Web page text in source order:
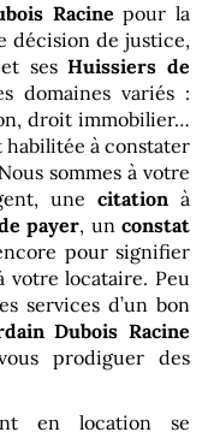
Racine pour la
décision de justice,
et sesHuissiers de
domaines variés :
droit immobilier…
habilitée à constater
sommes à votre
une citationà
payer, un constat
pour signifier
votre locataire. Peu
services d’un bon
Dubois Racine
prodiguer des
en location se